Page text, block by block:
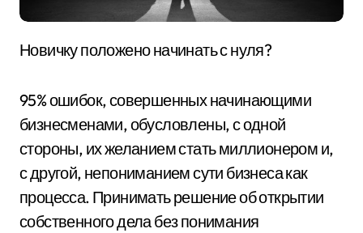
Новичку положено начинать с нуля?
95% ошибок, совершенных начинающими
бизнесменами, обусловлены, с одной
стороны, их желанием стать миллионером и,
с другой, непониманием сути бизнеса как
процесса. Принимать решение об открытии
собственного дела без понимания